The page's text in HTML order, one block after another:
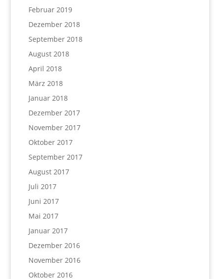
Februar 2019
Dezember 2018
September 2018
August 2018
April 2018
März 2018
Januar 2018
Dezember 2017
November 2017
Oktober 2017
September 2017
August 2017
Juli 2017
Juni 2017
Mai 2017
Januar 2017
Dezember 2016
November 2016
Oktober 2016